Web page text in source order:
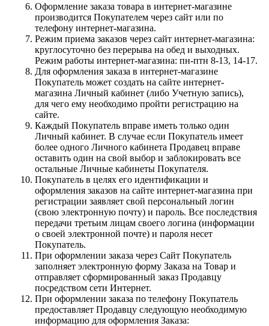
Оформление заказа товара в интернет-магазине
производится Покупателем через сайт или по
телефону интернет-магазина.
Режим приема заказов через сайт интернет-магазина:
круглосуточно без перерыва на обед и выходных.
Режим работы интернет-магазина: пн-птн 8-13, 14-17.
Для оформления заказа в интернет-магазине
Покупатель может создать на сайте интернет-
магазина Личный кабинет (либо Учетную запись),
для чего ему необходимо пройти регистрацию на
сайте.
Каждый Покупатель вправе иметь только один
Личный кабинет. В случае если Покупатель имеет
более одного Личного кабинета Продавец вправе
оставить один на свой выбор и заблокировать все
остальные Личные кабинеты Покупателя.
Покупатель в целях его идентификации и
оформления заказов на сайте интернет-магазина при
регистрации заявляет свой персональный логин
(свою электронную почту) и пароль. Все последствия
передачи третьим лицам своего логина (информации
о своей электронной почте) и пароля несет
Покупатель.
При оформлении заказа через Сайт Покупатель
заполняет электронную форму Заказа на Товар и
отправляет сформированный заказ Продавцу
посредством сети Интернет.
При оформлении заказа по телефону Покупатель
предоставляет Продавцу следующую необходимую
информацию для оформления Заказа: